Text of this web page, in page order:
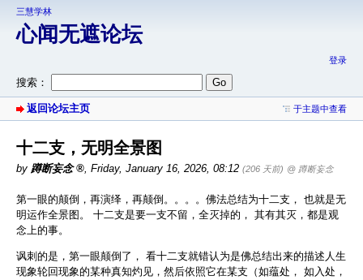
三慧学林
心闻无遮论坛
登录
搜索：
返回论坛主页 于主题中查看
十二支，无明全景图
by 蹲断妄念 , Friday, January 16, 2026, 08:12 (206 天前) @ 蹲断妄念
第一眼的颠倒，再演绎，再颠倒。。。。佛法总结为十二支， 也就是无
明运作全景图。 十二支是要一支不留，全灭掉的， 其有其灭，都是观
念上的事。
讽刺的是，第一眼颠倒了， 看十二支就错认为是佛总结出来的描述人生
现象轮回现象的某种真知灼见，然后依照它在某支（如蕴处， 如入处，